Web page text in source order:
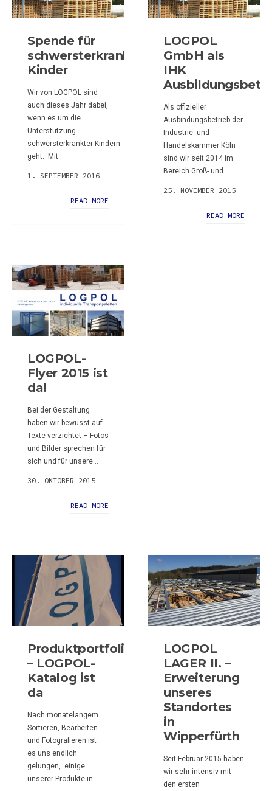
Spende für
schwersterkrankte
Kinder
Wir von LOGPOL sind
auch dieses Jahr dabei,
wenn es um die
Unterstützung
schwersterkrankter Kindern
geht. Mit...
1. SEPTEMBER 2016
READ MORE
LOGPOL
GmbH als
IHK
Als offizieller
Ausbindungsbetrieb der
Industrie- und
Handelskammer Köln
sind wir seit 2014 im
Bereich Groß- und...
25. NOVEMBER 2015
READ MORE
LOGPOL-
Flyer 2015 ist
da!
Bei der Gestaltung
haben wir bewusst auf
Texte verzichtet – Fotos
und Bilder sprechen für
sich und für unsere...
30. OKTOBER 2015
READ MORE
Produktportfolio
– LOGPOL-
Katalog ist
da
Nach monatelangem
Sortieren, Bearbeiten
und Fotografieren ist
es uns endlich
gelungen, einige
unserer Produkte in...
LOGPOL
LAGER II. –
Erweiterung
unseres
Standortes
in
Wipperfürth
Seit Februar 2015 haben
wir sehr intensiv mit
den ersten